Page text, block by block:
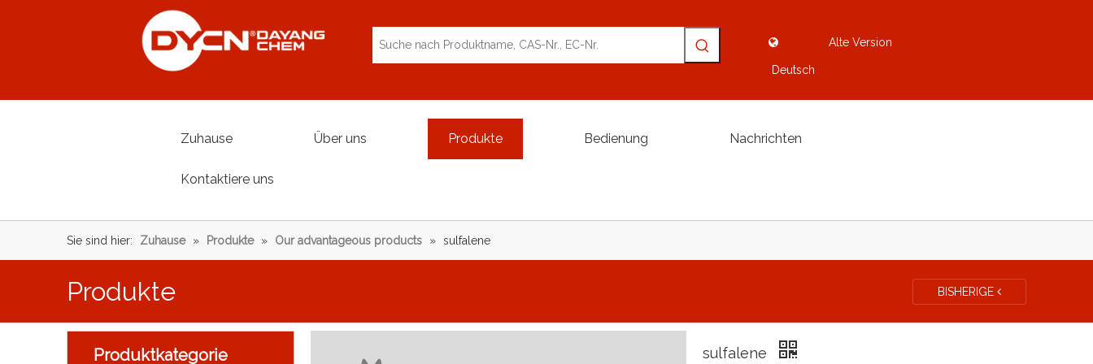
Deutsch
Alte Version
Zuhause Über uns Produkte Bedienung Nachrichten
Kontaktiere uns
Sie sind hier: Zuhause » Produkte » Our advantageous products » sulfalene
Produkte BISHERIGE
Produktkategorie sulfalene